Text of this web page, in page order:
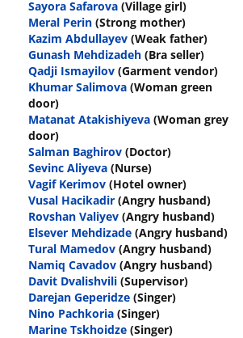
Sayora Safarova (Village girl)
Meral Perin (Strong mother)
Kazim Abdullayev (Weak father)
Gunash Mehdizadeh (Bra seller)
Qadji Ismayilov (Garment vendor)
Khumar Salimova (Woman green
door)
Matanat Atakishiyeva (Woman grey
door)
Salman Baghirov (Doctor)
Sevinc Aliyeva (Nurse)
Vagif Kerimov (Hotel owner)
Vusal Hacikadir (Angry husband)
Rovshan Valiyev (Angry husband)
Elsever Mehdizade (Angry husband)
Tural Mamedov (Angry husband)
Namiq Cavadov (Angry husband)
Davit Dvalishvili (Supervisor)
Darejan Geperidze (Singer)
Nino Pachkoria (Singer)
Marine Tskhoidze (Singer)